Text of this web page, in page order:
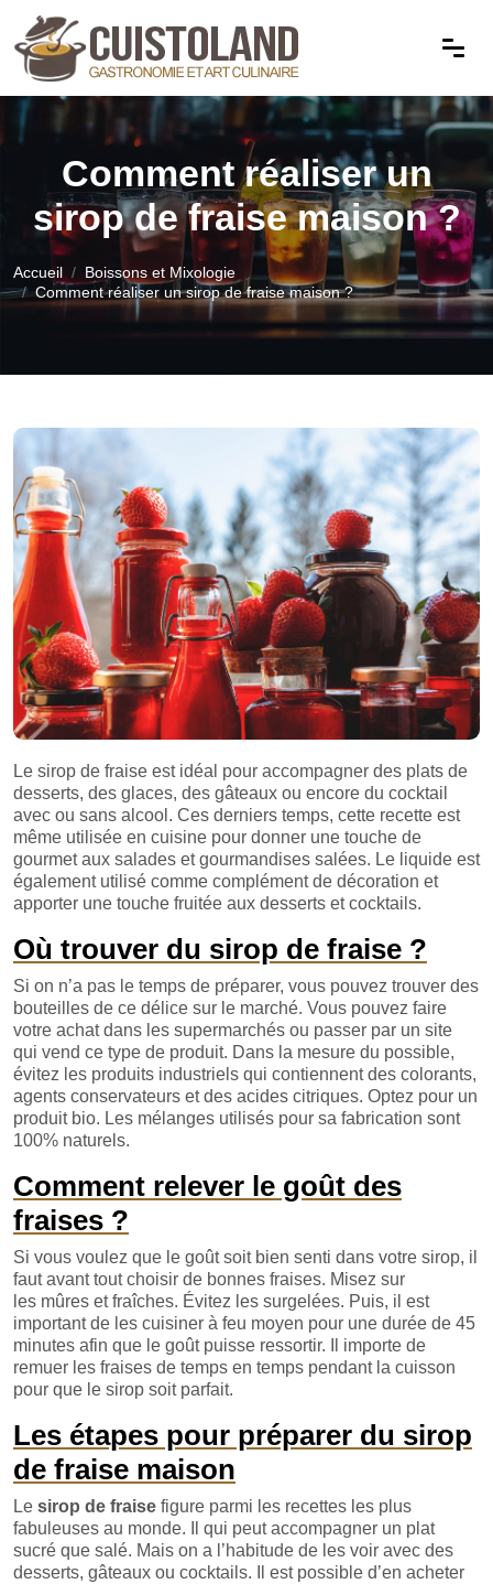
Comment réaliser un
sirop de fraise maison ?
Accueil
Boissons et Mixologie
Comment réaliser un sirop de fraise maison ?
Le sirop de fraise est idéal pour accompagner des plats de
desserts, des glaces, des gâteaux ou encore du cocktail
avec ou sans alcool. Ces derniers temps, cette recette est
même utilisée en cuisine pour donner une touche de
gourmet aux salades et gourmandises salées. Le liquide est
également utilisé comme complément de décoration et
apporter une touche fruitée aux desserts et cocktails.
Où trouver du sirop de fraise ?
Si on n’a pas le temps de préparer, vous pouvez trouver des
bouteilles de ce délice sur le marché. Vous pouvez faire
votre achat dans les supermarchés ou passer par un site
qui vend ce type de produit. Dans la mesure du possible,
évitez les produits industriels qui contiennent des colorants,
agents conservateurs et des acides citriques. Optez pour un
produit bio. Les mélanges utilisés pour sa fabrication sont
100% naturels.
Comment relever le goût des
fraises ?
Si vous voulez que le goût soit bien senti dans votre sirop, il
faut avant tout choisir de bonnes fraises. Misez sur
les mûres et fraîches. Évitez les surgelées. Puis, il est
important de les cuisiner à feu moyen pour une durée de 45
minutes afin que le goût puisse ressortir. Il importe de
remuer les fraises de temps en temps pendant la cuisson
pour que le sirop soit parfait.
Les étapes pour préparer du sirop
de fraise maison
Le sirop de fraise figure parmi les recettes les plus
fabuleuses au monde. Il qui peut accompagner un plat
sucré que salé. Mais on a l’habitude de les voir avec des
desserts, gâteaux ou cocktails. Il est possible d’en acheter